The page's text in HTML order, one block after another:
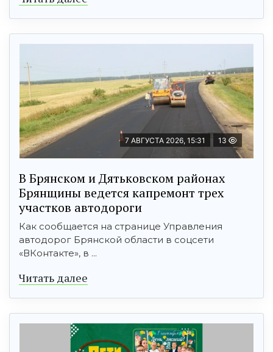
7 АВГУСТА 2026, 15:31 13
В Брянском и Дятьковском районах
Брянщины ведется капремонт трех
участков автодороги
Как сообщается на странице Управления
автодорог Брянской области в соцсети
«ВКонтакте», в ...
Читать далее